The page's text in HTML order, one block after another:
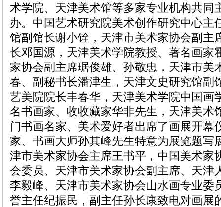
术学院、天津美术馆等多家专业机构共同
办。中国艺术研究院美术创作研究中心主
馆副馆长谢小铨，天津市美术家协会副主
长邓国源，天津美术学院教授、著名画家
家协会副主席琚俊雄、孙敬忠，天津市美
春、副秘书长潘津生，天津文史研究馆副
艺美院院长丰春华，天津美术学院中国画
名书画家、收收藏家华非先生，天津美术
门书画名家、美术爱好者出席了画展开幕
家、书画大师孙其峰先生特意为展览题写
津市美术家协会主席王书平，中国美术家
会委员、天津市美术家协会副主席、天津
李毅峰、天津市美术家协会山水画专业委
誉主任纪振民，副主任孙长康致电对画展